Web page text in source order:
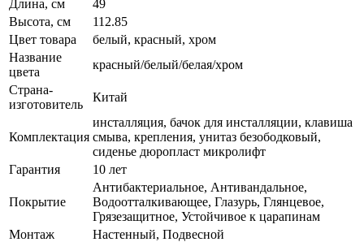
Длина, см
49
Высота, см
112.85
Цвет товара
белый, красный, хром
Название
цвета
красный/белый/белая/хром
Страна-
изготовитель
Китай
Комплектация
инсталляция, бачок для инсталляции, клавиша
смыва, крепления, унитаз безободковый,
сиденье дюропласт микролифт
Гарантия
10 лет
Покрытие
Антибактериальное, Антивандальное,
Водоотталкивающее, Глазурь, Глянцевое,
Грязезащитное, Устойчивое к царапинам
Монтаж
Настенный, Подвесной